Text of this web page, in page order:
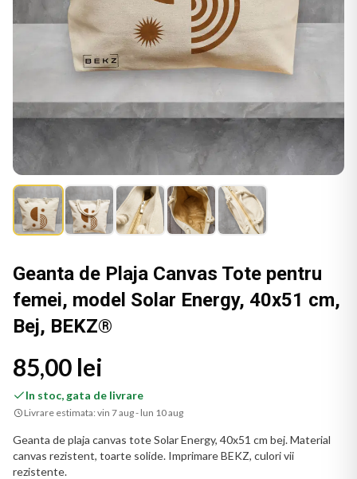
Geanta de Plaja Canvas Tote pentru
femei, model Solar Energy, 40x51 cm,
Bej, BEKZ®
85,00 lei
In stoc, gata de livrare
Livrare estimata: vin 7 aug - lun 10 aug
Geanta de plaja canvas tote Solar Energy, 40x51 cm bej. Material
canvas rezistent, toarte solide. Imprimare BEKZ, culori vii
rezistente.